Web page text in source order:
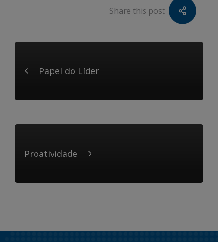
Share this post
Papel do Líder
Proatividade